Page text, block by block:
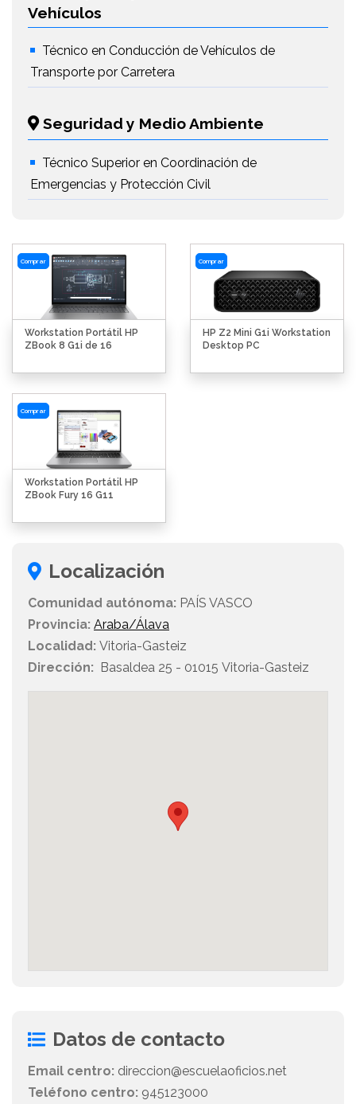
Vehículos
Técnico en Conducción de Vehículos de
Transporte por Carretera
Seguridad y Medio Ambiente
Técnico Superior en Coordinación de
Emergencias y Protección Civil
Comprar
Workstation Portátil HP
ZBook 8 G1i de 16
Comprar
HP Z2 Mini G1i Workstation
Desktop PC
Comprar
Workstation Portátil HP
ZBook Fury 16 G11
Localización
Comunidad autónoma: PAÍS VASCO
Provincia: Araba/Álava
Localidad: Vitoria-Gasteiz
Dirección: Basaldea 25 - 01015 Vitoria-Gasteiz
Datos de contacto
Email centro: direccion@escuelaoficios.net
Teléfono centro: 945123000